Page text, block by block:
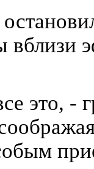
вблизи
это, -